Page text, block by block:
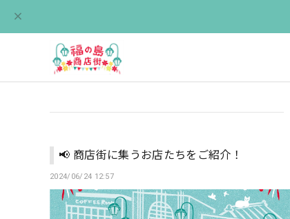
📢 商店街に集うお店たちをご紹介！
2024/06/24 12:57